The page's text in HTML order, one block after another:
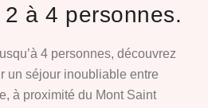
à 4 personnes.
4 personnes, découvrez
un séjour inoubliable entre
à proximité du Mont Saint